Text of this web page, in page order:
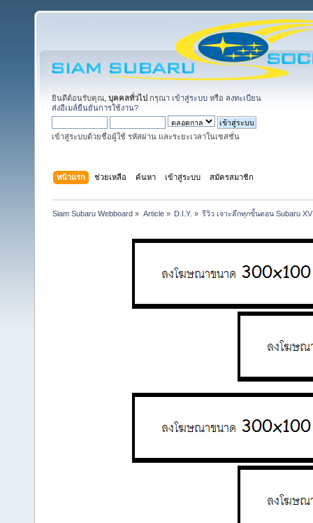
ยินดีต้อนรับคุณ, บุคคลทั่วไป กรุณา เข้าสู่ระบบ หรือ ลงทะเบียน
ส่งอีเมล์ยืนยันการใช้งาน?
เข้าสู่ระบบด้วยชื่อผู้ใช้ รหัสผ่าน และระยะเวลาในเซสชั่น
หน้าแรก ช่วยเหลือ ค้นหา เข้าสู่ระบบ สมัครสมาชิก
Siam Subaru Webboard » Article» D.I.Y. » รีวิว เจาะลึกทุกขั้นตอน Subaru